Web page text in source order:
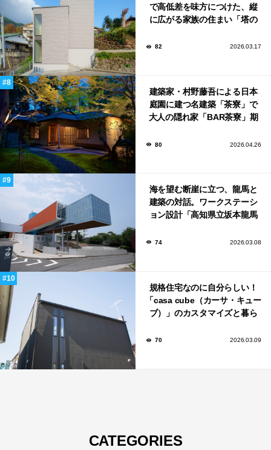
で高低差を味方につけた、縦
に広がる家族の住まい「塔の
82 2026.03.17
建築家・村野藤吾による日本
庭園に建つ名建築「茶寮」で
大人の隠れ家「BAR茶寮」期
80 2026.04.26
海を望む断崖に立つ、龍馬と
建築の対話。ワークステーシ
ョン設計「高知県立坂本龍馬
74 2026.03.08
規格住宅なのに自分らしい！
「casa cube（カーサ・キュー
ブ）」のカスタマイズと暮ら
70 2026.03.09
CATEGORIES